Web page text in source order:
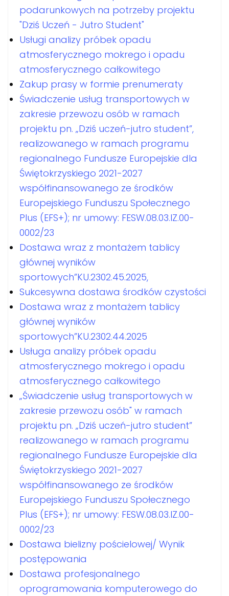
podarunkowych na potrzeby projektu
"Dziś Uczeń - Jutro Student"
Usługi analizy próbek opadu
atmosferycznego mokrego i opadu
atmosferycznego całkowitego
Zakup prasy w formie prenumeraty
Świadczenie usług transportowych w
zakresie przewozu osób w ramach
projektu pn. „Dziś uczeń-jutro student”,
realizowanego w ramach programu
regionalnego Fundusze Europejskie dla
Świętokrzyskiego 2021-2027
współfinansowanego ze środków
Europejskiego Funduszu Społecznego
Plus (EFS+); nr umowy: FESW.08.03.IZ.00-
0002/23
Dostawa wraz z montażem tablicy
głównej wyników
sportowych”KU.2302.45.2025,
Sukcesywna dostawa środków czystości
Dostawa wraz z montażem tablicy
głównej wyników
sportowych”KU.2302.44.2025
Usługa analizy próbek opadu
atmosferycznego mokrego i opadu
atmosferycznego całkowitego
„Świadczenie usług transportowych w
zakresie przewozu osób" w ramach
projektu pn. „Dziś uczeń-jutro student”
realizowanego w ramach programu
regionalnego Fundusze Europejskie dla
Świętokrzyskiego 2021-2027
współfinansowanego ze środków
Europejskiego Funduszu Społecznego
Plus (EFS+); nr umowy: FESW.08.03.IZ.00-
0002/23
Dostawa bielizny pościelowej/ Wynik
postępowania
Dostawa profesjonalnego
oprogramowania komputerowego do